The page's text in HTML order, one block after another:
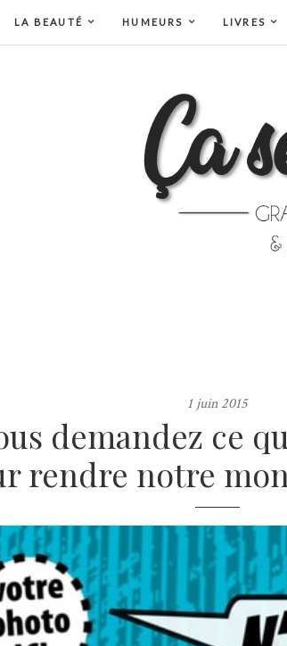
LA BEAUTÉ HUMEURS LIVRES
1 juin 2015
demandez ce
rendre notre